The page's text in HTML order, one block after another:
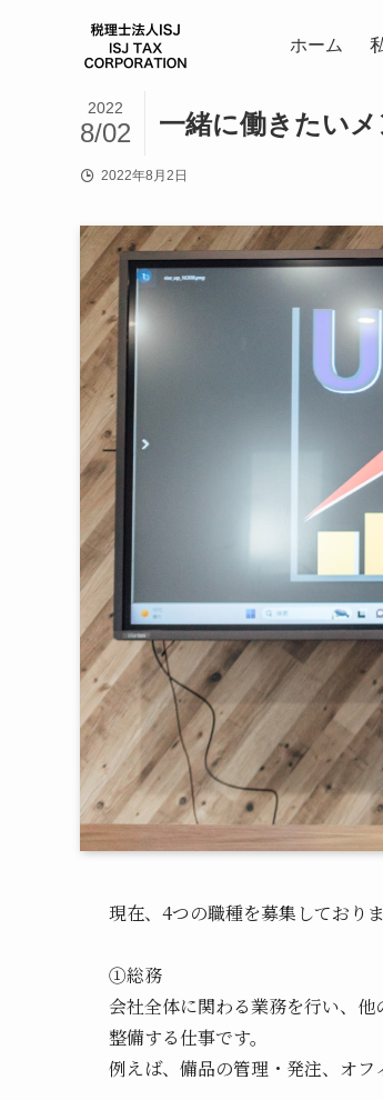
ホーム
一緒に働きたい
2022
8/02
2022年8月2日
現在、4つの職種を募集しておりま
①総務
会社全体に関わる業務を行い、
整備する仕事です。
例えば、備品の管理・発注、オフ